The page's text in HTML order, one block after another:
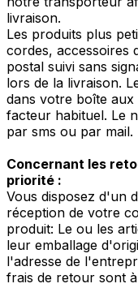
livraison.
Les produits plus
cordes, accessoires
postal suivi sans
lors de la livraison.
dans votre boîte
facteur habituel. Le
par sms ou par mail.
Concernant les
priorité :
Vous disposez d'un
réception de votre
produit: Le ou les
leur emballage
l'adresse de
frais de retour sont